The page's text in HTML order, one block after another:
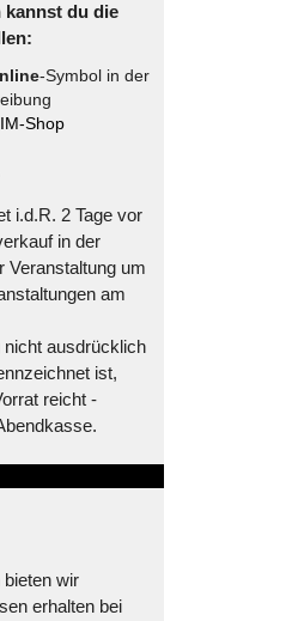
kannst du die
-Symbol in der
Shop
i.d.R. 2 Tage vor
in der
Veranstaltung um
am
nicht ausdrücklich
ist,
reicht -
wir
erhalten bei